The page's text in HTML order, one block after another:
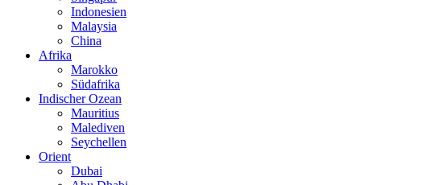
Indonesien
Malaysia
China
Afrika
Marokko
Südafrika
Indischer Ozean
Mauritius
Malediven
Seychellen
Orient
Dubai